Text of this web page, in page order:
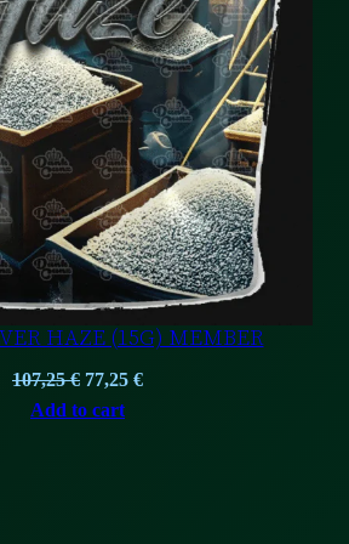
HAZE (15G) MEMBER
107,25€ Original
price
77,25 €Current
Add to cart